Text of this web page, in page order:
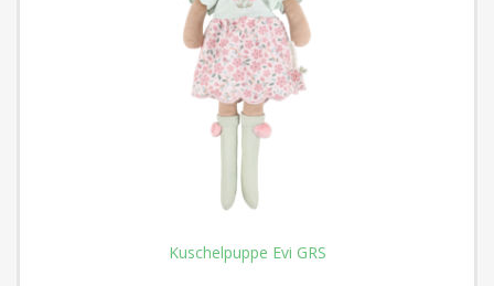
Kuschelpuppe Evi GRS